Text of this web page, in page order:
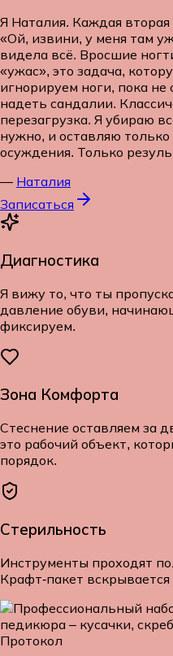
Я Наталия. Каждая вторая
«Ой, извини, у меня там
видела всё. Вросшие
«ужас», это задача,
игнорируем ноги, пока
надеть сандалии.
перезагрузка. Я убираю
нужно, и оставляю
осуждения. Только
— Наталия
Записаться
Диагностика
Я вижу то, что ты
давление обуви,
фиксируем.
Зона Комфорта
Стеснение оставляем за
это рабочий объект,
порядок.
Стерильность
Инструменты проходят
Крафт-пакет вскрывается
Протокол